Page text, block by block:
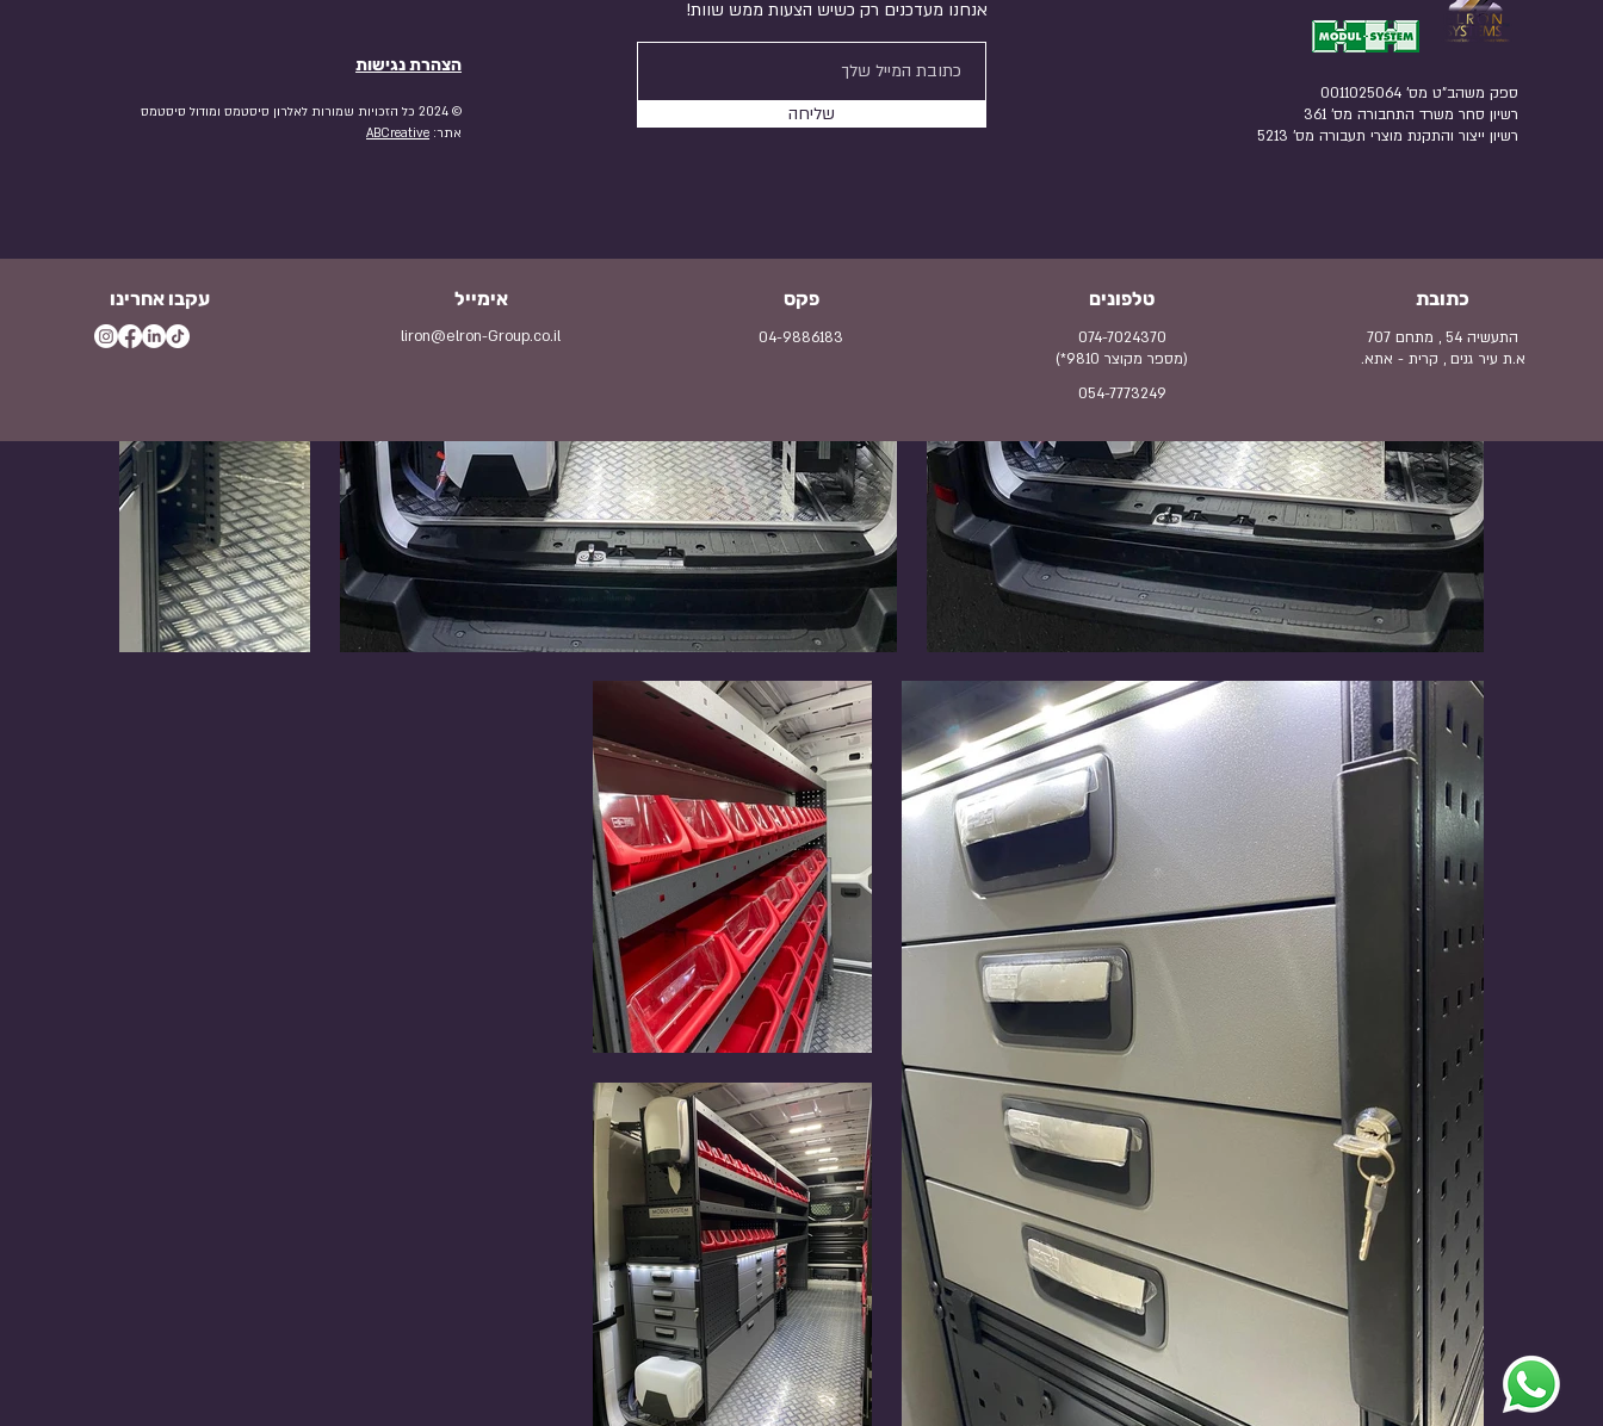
הצהרת נגישות
אתר: ABCreative
© 2024 כל הזכויות שמורות לאלרון סיסטמס ומודול סיסטמס
אנחנו מעדכנים רק כשיש הצעות ממש שוות!
שליחה
ספק משהב"ט מס' 0011025064
רשיון סחר משרד התחבורה מס' 361
רשיון ייצור והתקנת מוצרי תעבורה מס' 5213​
עקבו אחרינו אימייל
liron@elron-Group.co.il
פקס
04-9886183
טלפונים
074-7024370
(מספר מקוצר 9810*)
054-7773249
כתובת
התעשיה 54 , מתחם 707
א.ת עיר גנים , קרית - אתא.